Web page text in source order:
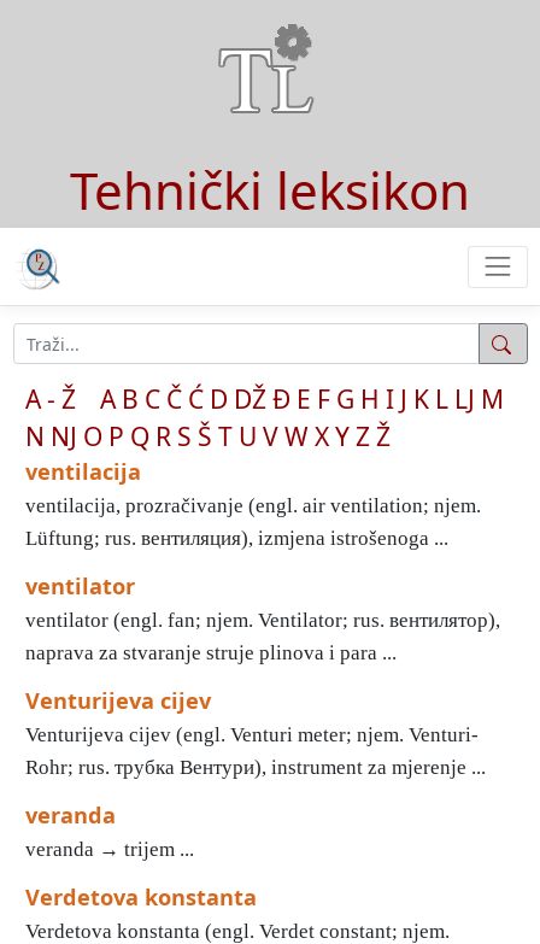
Tehnički leksikon
A - Ž A B C Č Ć D DŽĐ E F G H I J K L LJ M
N NJ O P Q R S Š T U VWXYZŽ
ventilacija
ventilacija, prozračivanje (engl. air ventilation; njem.
Lüftung; rus. вентиляция), izmjena istrošenoga ...
ventilator
ventilator (engl. fan; njem. Ventilator; rus. вентилятор),
naprava za stvaranje struje plinova i para ...
Venturijeva cijev
Venturijeva cijev (engl. Venturi meter; njem. Venturi-
Rohr; rus. трубка Вентури), instrument za mjerenje ...
veranda
veranda → trijem ...
Verdetova konstanta
Verdetova konstanta (engl. Verdet constant; njem.